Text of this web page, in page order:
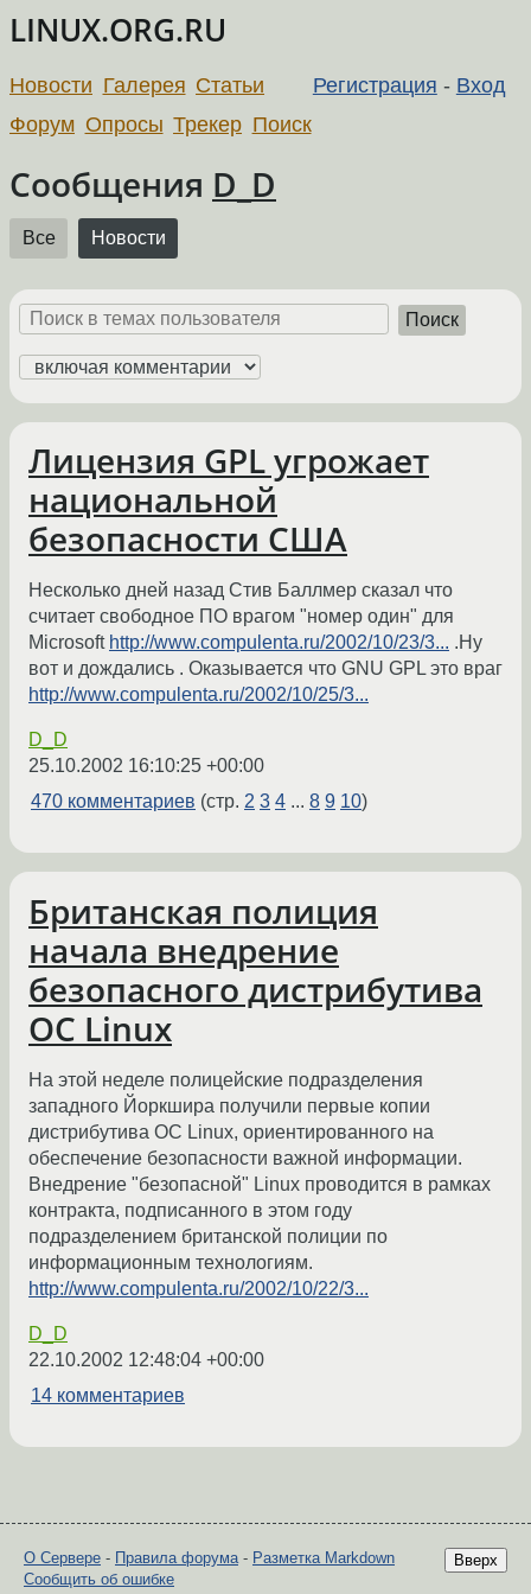
LINUX.ORG.RU
Регистрация - Вход
Новости Галерея Статьи
Форум Опросы Трекер Поиск
Сообщения D_D
Все Новости
Поиск
Лицензия GPL угрожает
национальной
безопасности США
Несколько дней назад Стив Баллмер сказал что
считает свободное ПО врагом "номер один" для
Microsoft http://www.compulenta.ru/2002/10/23/3... .Ну
вот и дождались . Оказывается что GNU GPL это враг
http://www.compulenta.ru/2002/10/25/3...
D_D
25.10.2002 16:10:25 +00:00
470 комментариев (стр. 2 3 4 ... 8 9 10)
Британская полиция
начала внедрение
безопасного дистрибутива
ОС Linux
На этой неделе полицейские подразделения
западного Йоркшира получили первые копии
дистрибутива ОС Linux, ориентированного на
обеспечение безопасности важной информации.
Внедрение "безопасной" Linux проводится в рамках
контракта, подписанного в этом году
подразделением британской полиции по
информационным технологиям.
http://www.compulenta.ru/2002/10/22/3...
D_D
22.10.2002 12:48:04 +00:00
14 комментариев
Вверх
О Сервере - Правила форума - Разметка Markdown
Сообщить об ошибке